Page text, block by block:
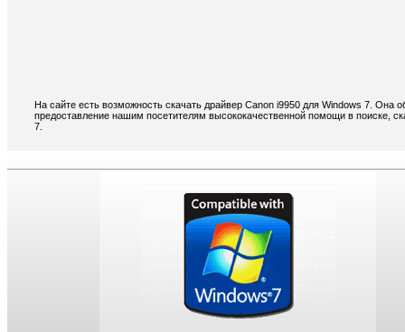
На сайте есть возможность скачать драйвер Canon i9950 для Windows 7. Она
предоставление нашим посетителям высококачественной помощи в поиске,
7.